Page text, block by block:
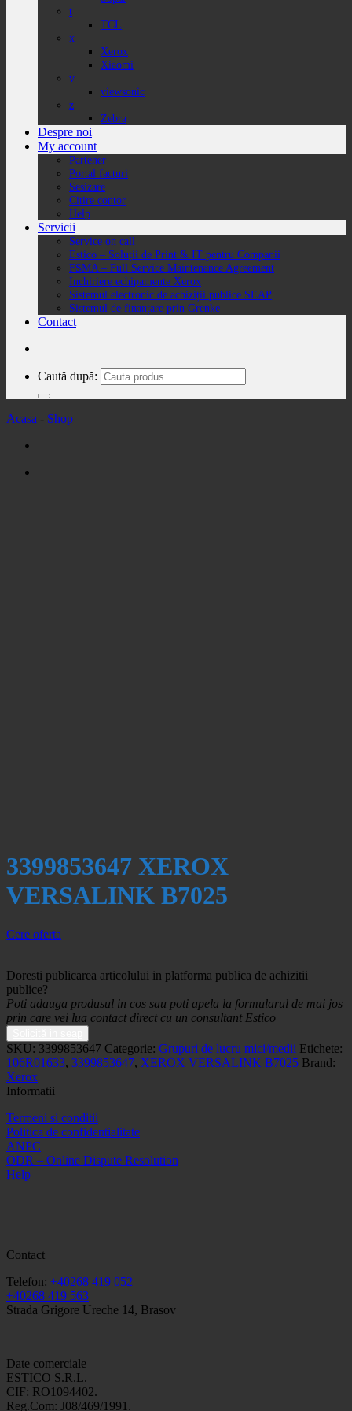
t
TCL
x
Xerox
Xiaomi
v
viewsonic
z
Zebra
Despre noi
My account
Partener
Portal facturi
Sesizare
Citire contor
Help
Servicii
Service on call
Estico – Soluții de Print & IT pentru Companii
FSMA – Full Service Maintenance Agreement
Inchiriere echipamente Xerox
Sistemul electronic de achiziții publice SEAP
Sistemul de finanțare prin Grenke
Contact
Caută după:
Acasa - Shop
3399853647 XEROX
VERSALINK B7025
Cere oferta
Doresti publicarea articolului in platforma publica de achizitii
publice?
Poti adauga produsul in cos sau poti apela la formularul de mai jos
prin care vei lua contact direct cu un consultant Estico
SKU: 3399853647 Categorie: Grupuri de lucru mici/medii Etichete:
106R01633, 3399853647, XEROX VERSALINK B7025 Brand:
Xerox
Informatii
Termeni si conditii
Politica de confidentialitate
ANPC
ODR – Online Dispute Resolution
Help
Contact
Telefon: +40268 419 052
+40268 419 563
Strada Grigore Ureche 14, Brasov
Date comerciale
ESTICO S.R.L.
CIF: RO1094402.
Reg.Com: J08/469/1991.